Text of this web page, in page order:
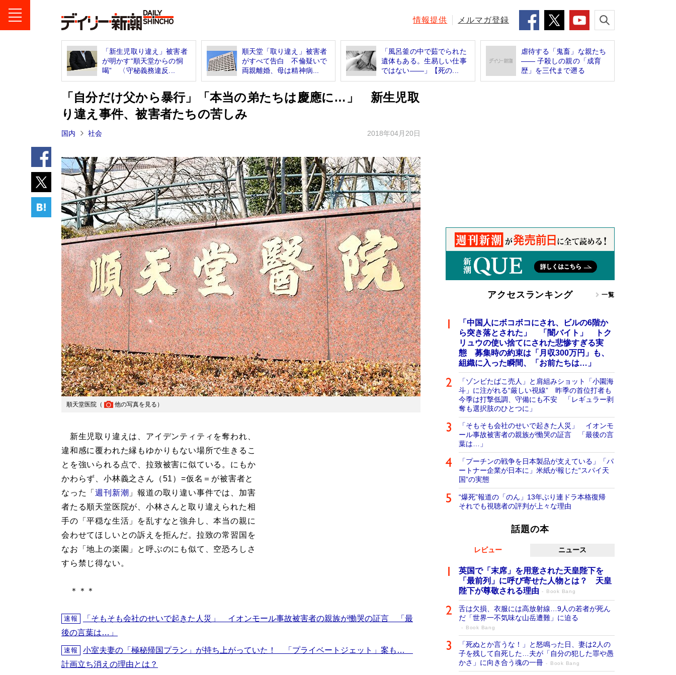
情報提供 メルマガ登録
「新生児取り違え」被害者
が明かす“順天堂からの恫
喝” 〈守秘義務違反...
順天堂「取り違え」被害者
がすべて告白 不倫疑いで
両親離婚、母は精神病...
「風呂釜の中で茹でられた
遺体もある。生易しい仕事
ではない――」【死の...
虐待する「鬼畜」な親たち
―― 子殺しの親の「成育
歴」を三代まで遡る
「自分だけ父から暴行」「本当の弟たちは慶應に…」 新生児取
り違え事件、被害者たちの苦しみ
国内 社会 2018年04月20日
順天堂医院（ 他の写真を見る ）
新生児取り違えは、アイデンティティを奪われ、
違和感に覆われた縁もゆかりもない場所で生きるこ
とを強いられる点で、拉致被害に似ている。にもか
かわらず、小林義之さん（51）=仮名＝が被害者と
なった「週刊新潮 」報道の取り違い事件では、加害
者たる順天堂医院が、小林さんと取り違えられた相
手の「平穏な生活」を乱すなと強弁し、本当の親に
会わせてほしいとの訴えを拒んだ。拉致の常習国を
なお「地上の楽園」と呼ぶのにも似て、空恐ろしさ
すら禁じ得ない。
＊＊＊
速報
「そもそも会社のせいで起きた人災」 イオンモール事故被害者の親族が慟哭の証言 「最
後の言葉は…」
速報
小室夫妻の「極秘帰国プラン」が持ち上がっていた！ 「プライベートジェット」案も…
計画立ち消えの理由とは？
アクセスランキング 一覧
「中国人にボコボコにされ、ビルの6階か
ら突き落とされた」 「闇バイト」 トク
リュウの使い捨てにされた悲惨すぎる実
態 募集時の約束は「月収300万円」も、
組織に入った瞬間、「お前たちは…」
「ゾンビたばこ売人」と肩組みショット「小園海
斗」に注がれる“厳しい視線” 昨季の首位打者も
今季は打撃低調、守備にも不安 「レギュラー剥
奪も選択肢のひとつに」
「そもそも会社のせいで起きた人災」 イオンモ
ール事故被害者の親族が慟哭の証言 「最後の言
葉は…」
「プーチンの戦争を日本製品が支えている」「パ
ートナー企業が日本に」米紙が報じた“スパイ天
国”の実態
“爆死”報道の「のん」13年ぶり連ドラ本格復帰
それでも視聴者の評判が上々な理由
話題の本
レビュー ニュース
英国で「末席」を用意された天皇陛下を
「最前列」に呼び寄せた人物とは？ 天皇
陛下が尊敬される理由
Book Bang
舌は欠損、衣服には高放射線…9人の若者が死ん
だ「世界一不気味な山岳遭難」に迫る
Book Bang
「死ぬとか言うな！」と怒鳴った日、妻は2人の
子を残して自死した…夫が「自分の犯した罪や愚
かさ」に向き合う魂の一冊
Book Bang